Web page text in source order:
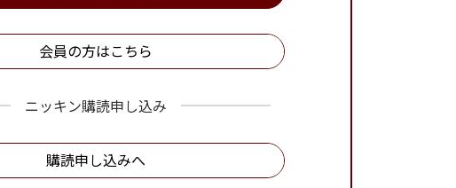
会員の方はこちら
ニッキン購読申し込み
購読申し込みへ